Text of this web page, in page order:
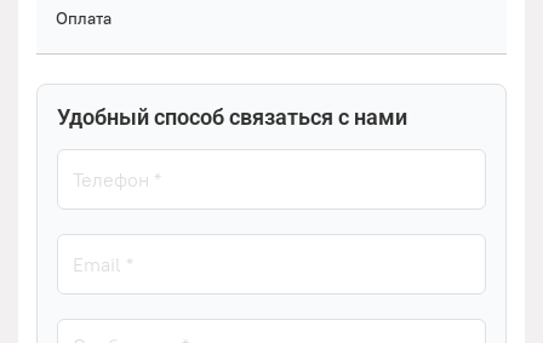
Оплата
Удобный способ связаться с нами